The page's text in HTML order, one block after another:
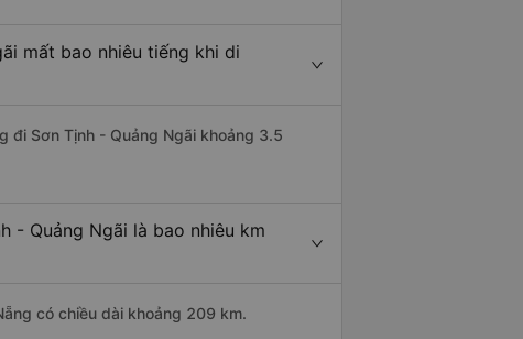
mất bao nhiêu tiếng khi di
đi Sơn Tịnh - Quảng Ngãi khoảng 3.5
- Quảng Ngãi là bao nhiêu km
có chiều dài khoảng 209 km.